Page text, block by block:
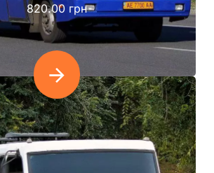
820.00 грн